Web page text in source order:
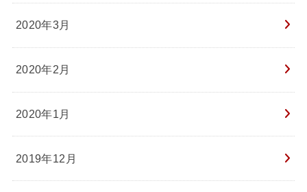
2020年3月
2020年2月
2020年1月
2019年12月